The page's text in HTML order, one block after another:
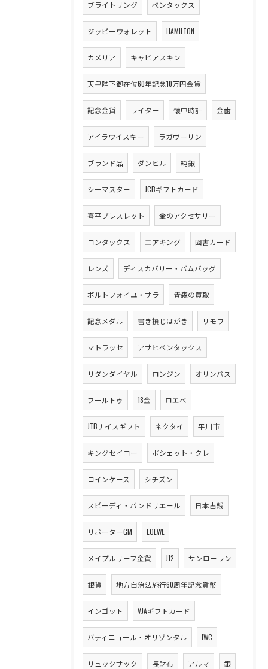
ブライトリング ペンタックス
ジッピーウォレット HAMILTON
カメリア キャビアスキン
天皇陛下御在位60年記念10万円金貨
記念金貨 ライター 懐中時計 金歯
アイラウイスキー ラガヴーリン
ブランド品 ダンヒル 純銀
シーマスター JCBギフトカード
喜平ブレスレット 金のアクセサリー
コンタックス エアキング 図書カード
レンズ ディスカバリー・バムバッグ
ポルトフォイユ・サラ 青森の買取
記念メダル 書き損じはがき リモワ
マトラッセ アサヒペンタックス
リダンダイヤル ロンジン オリンパス
フールトゥ 18金 ロエベ
JTBナイスギフト ネクタイ 平川市
キングセイコー ポシェット・クレ
コインケース シチズン
スピーディ・バンドリエール 日本古銭
リポーターGM LOEWE
メイプルリーフ金貨 J12 サンローラン
銀貨 地方自治法施行60周年記念貨幣
インゴット VJAギフトカード
バティニョール・オリゾンタル IWC
リュックサック 長財布 アルマ 銀